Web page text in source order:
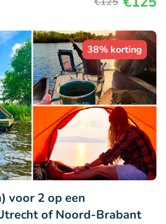
38% korting
voor 2 op een
of Noord-Brabant